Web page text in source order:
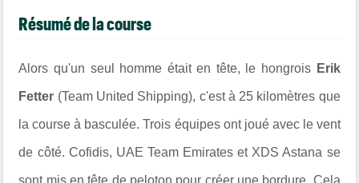
Résumé de la course
Alors qu'un seul homme était en tête, le hongroisErik
Fetter (Team United Shipping), c'est à 25 kilomètres que
la course à basculée. Trois équipes ont joué avec le vent
de côté. Cofidis, UAE Team Emirates et XDS Astana se
sont mis en tête de peloton pour créer une bordure. Cela